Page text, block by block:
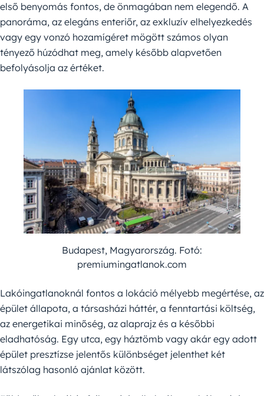
első benyomás fontos, de önmagában nem elegendő. A
panoráma, az elegáns enteriőr, az exkluzív elhelyezkedés
vagy egy vonzó hozamígéret mögött számos olyan
tényező húzódhat meg, amely később alapvetően
befolyásolja az értéket.
Budapest, Magyarország. Fotó:
premiumingatlanok.com
Lakóingatlanoknál fontos a lokáció mélyebb megértése, az
épület állapota, a társasházi háttér, a fenntartási költség,
az energetikai minőség, az alaprajz és a későbbi
eladhatóság. Egy utca, egy háztömb vagy akár egy adott
épület presztízse jelentős különbséget jelenthet két
látszólag hasonló ajánlat között.